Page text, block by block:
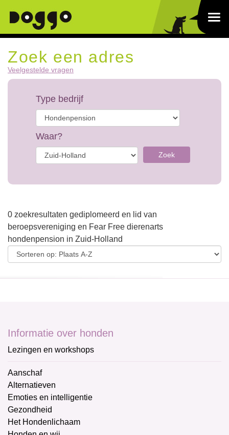
Zoek een adres
Veelgestelde vragen
Type bedrijf
Waar?
Zoek
0 zoekresultaten gediplomeerd en lid van
beroepsvereniging en Fear Free dierenarts
hondenpension in Zuid-Holland
Informatie over honden
Lezingen en workshops
Aanschaf
Alternatieven
Emoties en intelligentie
Gezondheid
Het Hondenlichaam